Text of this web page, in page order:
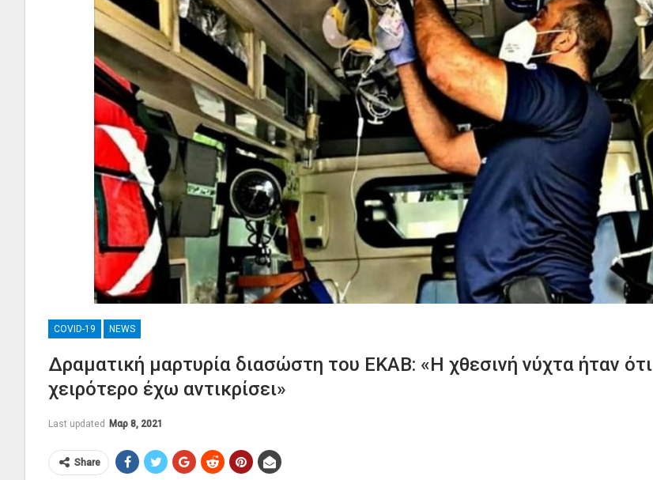
COVID-19 NEWS
Δραματική μαρτυρία διασώστη του ΕΚΑΒ: «Η χθεσινή νύχτα ήταν ότι
χειρότερο έχω αντικρίσει»
Last updated Μαρ 8, 2021
Share